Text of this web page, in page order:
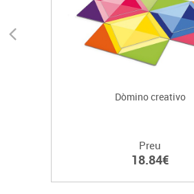
Dòmino creativo
Preu
18.84€